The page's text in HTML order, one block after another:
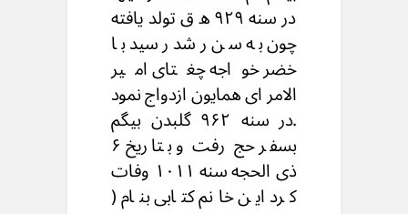
در سنه ۹۲۹ ه ق تولد یافته
چون به سن رشد رسید با
خضر خواجه چغتای امیر
الامر ای همایون ازدواج نمود
.در سنه ۹۶۲ گلبدن بیگم
بسفر حج رفت و بتاریخ ۶
ذی الحجه سنه ۱۰۱۱ وفات
کرد این خانم کتابی بنام (